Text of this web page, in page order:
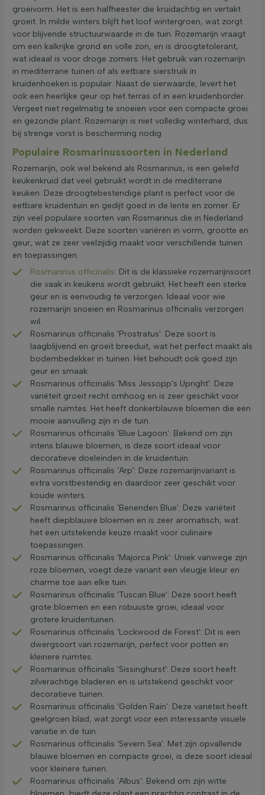
groeivorm. Het is een halfheester die kruidachtig en vertakt
groeit. In milde winters blijft het loof wintergroen, wat zorgt
voor blijvende structuurwaarde in de tuin. Rozemarijn vraagt
om een kalkrijke grond en volle zon, en is droogtetolerant,
wat ideaal is voor droge zomers. Het gebruik van rozemarijn
in mediterrane tuinen of als eetbare sierstruik in
kruidenhoeken is populair. Naast de sierwaarde, levert het
ook een heerlijke geur op het terras of in een kruidenborder.
Vergeet niet regelmatig te snoeien voor een compacte groei
en gezonde plant. Rozemarijn is niet volledig winterhard, dus
bij strenge vorst is bescherming nodig.
Populaire Rosmarinussoorten in Nederland
Rozemarijn, ook wel bekend als Rosmarinus, is een geliefd
keukenkruid dat veel gebruikt wordt in de mediterrane
keuken. Deze droogtebestendige plant is perfect voor de
eetbare kruidentuin en gedijt goed in de lente en zomer. Er
zijn veel populaire soorten van Rosmarinus die in Nederland
worden gekweekt. Deze soorten variëren in vorm, grootte en
geur, wat ze zeer veelzijdig maakt voor verschillende tuinen
en toepassingen.
Rosmarinus officinalis: Dit is de klassieke rozemarijnsoort
die vaak in keukens wordt gebruikt. Het heeft een sterke
geur en is eenvoudig te verzorgen. Ideaal voor wie
rozemarijn snoeien en Rosmarinus officinalis verzorgen
wil.
Rosmarinus officinalis 'Prostratus': Deze soort is
laagblijvend en groeit breeduit, wat het perfect maakt als
bodembedekker in tuinen. Het behoudt ook goed zijn
geur en smaak.
Rosmarinus officinalis 'Miss Jessopp's Upright': Deze
variëteit groeit recht omhoog en is zeer geschikt voor
smalle ruimtes. Het heeft donkerblauwe bloemen die een
mooie aanvulling zijn in de tuin.
Rosmarinus officinalis 'Blue Lagoon': Bekend om zijn
intens blauwe bloemen, is deze soort ideaal voor
decoratieve doeleinden in de kruidentuin.
Rosmarinus officinalis 'Arp': Deze rozemarijnvariant is
extra vorstbestendig en daardoor zeer geschikt voor
koude winters.
Rosmarinus officinalis 'Benenden Blue': Deze variëteit
heeft diepblauwe bloemen en is zeer aromatisch, wat
het een uitstekende keuze maakt voor culinaire
toepassingen.
Rosmarinus officinalis 'Majorca Pink': Uniek vanwege zijn
roze bloemen, voegt deze variant een vleugje kleur en
charme toe aan elke tuin.
Rosmarinus officinalis 'Tuscan Blue': Deze soort heeft
grote bloemen en een robuuste groei, ideaal voor
grotere kruidentuinen.
Rosmarinus officinalis 'Lockwood de Forest': Dit is een
dwergsoort van rozemarijn, perfect voor potten en
kleinere ruimtes.
Rosmarinus officinalis 'Sissinghurst': Deze soort heeft
zilverachtige bladeren en is uitstekend geschikt voor
decoratieve tuinen.
Rosmarinus officinalis 'Golden Rain': Deze variëteit heeft
geelgroen blad, wat zorgt voor een interessante visuele
variatie in de tuin.
Rosmarinus officinalis 'Severn Sea': Met zijn opvallende
blauwe bloemen en compacte groei, is deze soort ideaal
voor kleinere tuinen.
Rosmarinus officinalis 'Albus': Bekend om zijn witte